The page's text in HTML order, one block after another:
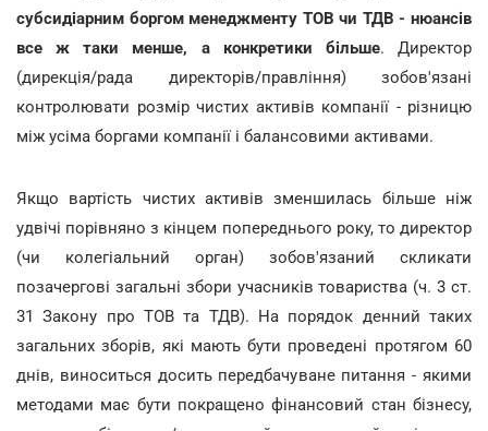
субсидіарним боргом менеджменту ТОВ чи ТДВ - нюансів
все ж таки менше,
а конкретики більше. Директор
(дирекція/рада директорів/правління) зобов'язані
контролювати розмір чистих активів компанії - різницю
між усіма боргами компанії і балансовими активами.
Якщо вартість чистих активів зменшилась більше ніж
удвічі порівняно з кінцем попереднього року, то директор
(чи колегіальний орган) зобов'язаний скликати
позачергові загальні збори учасників товариства (ч. 3 ст.
31 Закону про ТОВ та ТДВ). На порядок денний таких
загальних зборів, які мають бути проведені протягом 60
днів, виноситься досить передбачуване питання - якими
методами має бути покращено фінансовий стан бізнесу,